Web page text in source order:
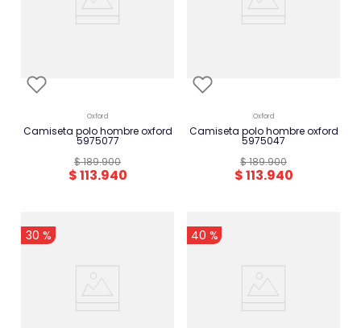
oxford
camiseta polo hombre oxford
5975077
$189.900
$113.940
oxford
camiseta polo hombre oxford
5975047
$189.900
$113.940
30 % 40 %